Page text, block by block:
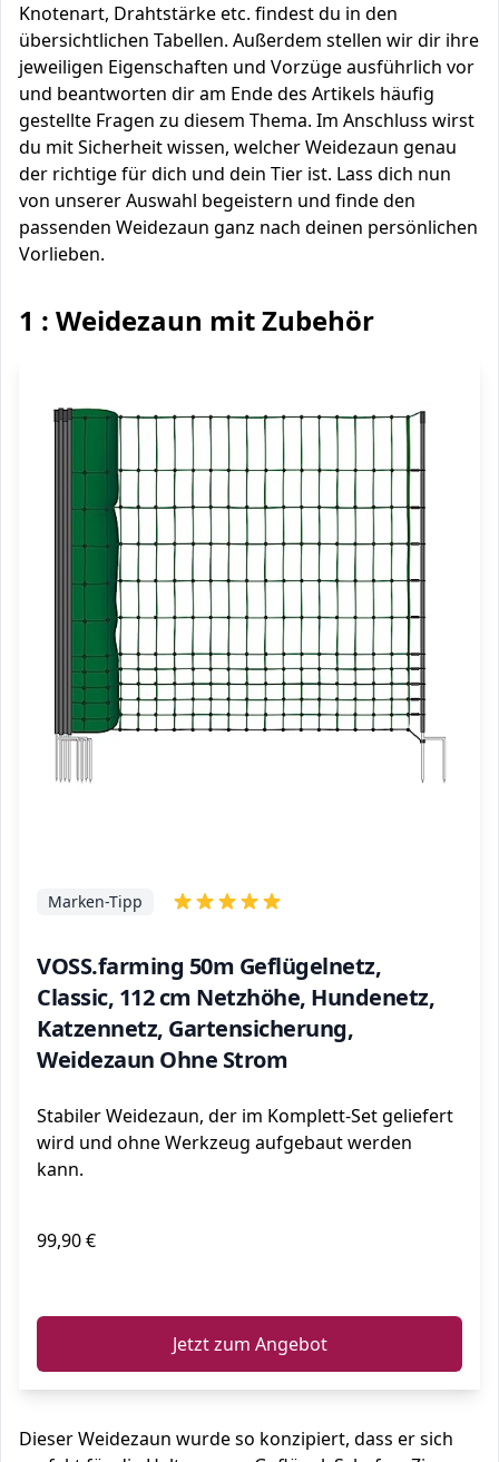
Knotenart, Drahtstärke etc. findest du in den
übersichtlichen Tabellen. Außerdem stellen wir dir ihre
jeweiligen Eigenschaften und Vorzüge ausführlich vor
und beantworten dir am Ende des Artikels häufig
gestellte Fragen zu diesem Thema. Im Anschluss wirst
du mit Sicherheit wissen, welcher Weidezaun genau
der richtige für dich und dein Tier ist. Lass dich nun
von unserer Auswahl begeistern und finde den
passenden Weidezaun ganz nach deinen persönlichen
Vorlieben.
1 : Weidezaun mit Zubehör
VOSS.farming 50m Geflügelnetz,
Classic, 112 cm Netzhöhe, Hundenetz,
Katzennetz, Gartensicherung,
Weidezaun Ohne Strom
Marken-Tipp
Stabiler Weidezaun, der im Komplett-Set geliefert
wird und ohne Werkzeug aufgebaut werden
kann.
99,90 €
Jetzt zum Angebot
Dieser Weidezaun wurde so konzipiert, dass er sich